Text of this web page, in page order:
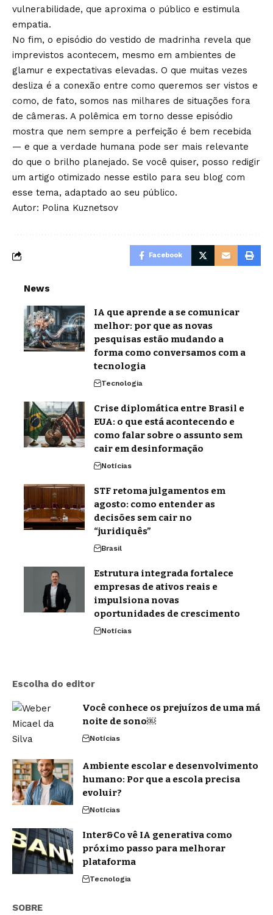
vulnerabilidade, que aproxima o público e estimula
empatia.
No fim, o episódio do vestido de madrinha revela que
imprevistos acontecem, mesmo em ambientes de
glamur e expectativas elevadas. O que muitas vezes
desliza é a conexão entre como queremos ser vistos e
como, de fato, somos nas milhares de situações fora
de câmeras. A polêmica em torno desse episódio
mostra que nem sempre a perfeição é bem recebida
— e que a verdade humana pode ser mais relevante
do que o brilho planejado. Se você quiser, posso redigir
um artigo otimizado nesse estilo para seu blog com
esse tema, adaptado ao seu público.
Autor: Polina Kuznetsov
Facebook
News
IA que aprende a se comunicar
melhor: por que as novas
pesquisas estão mudando a
forma como conversamos com a
tecnologia
Tecnologia
Crise diplomática entre Brasil e
EUA: o que está acontecendo e
como falar sobre o assunto sem
cair em desinformação
Notícias
STF retoma julgamentos em
agosto: como entender as
decisões sem cair no
“juridiquês”
Brasil
Estrutura integrada fortalece
empresas de ativos reais e
impulsiona novas
oportunidades de crescimento
Notícias
Escolha do editor
Você conhece os prejuízos de uma má
noite de sono￼
Notícias
Ambiente escolar e desenvolvimento
humano: Por que a escola precisa
evoluir?
Notícias
Inter&Co vê IA generativa como
próximo passo para melhorar
plataforma
Tecnologia
SOBRE